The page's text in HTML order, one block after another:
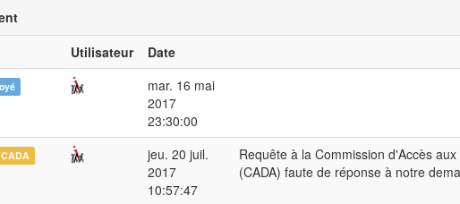
Utilisateur Date
mar. 16 mai
2017
23:30:00
jeu. 20 juil.
2017
10:57:47
Requête à la Commission d'Accès
(CADA) faute de réponse à notre